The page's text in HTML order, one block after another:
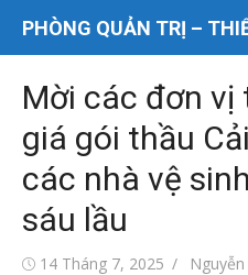
Chuyển
dung
PHÒNG QUẢN TRỊ –
Mời các đơn
giá gói thầu
các nhà vệ
sáu lầu
Đăng14 Tháng 7, 2025
Tác